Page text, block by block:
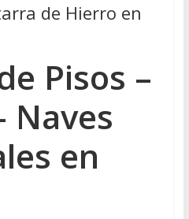
de Hierro en
Pisos –
Naves
en